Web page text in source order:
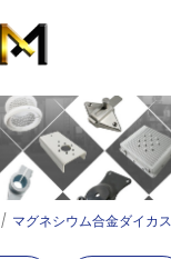
/ マグネシウム合金ダイカ